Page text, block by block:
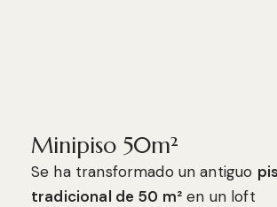
Minipiso 50m²
Se ha transformado un antiguo
tradicional de 50 m² en un loft